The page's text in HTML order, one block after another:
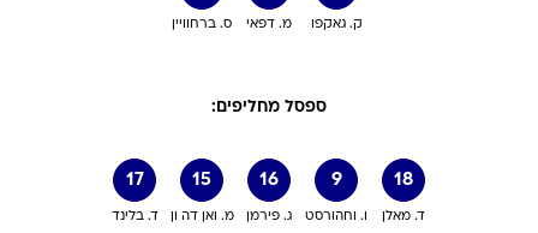
ס. ברחוויין מ. דפאי ק. גאקפו
ספסל מחליפים:
17
ד. בלינד
15
מ. ואן דה ון
16
ג. פירמן
9
ו. וחהורסט
18
ד. מאלן